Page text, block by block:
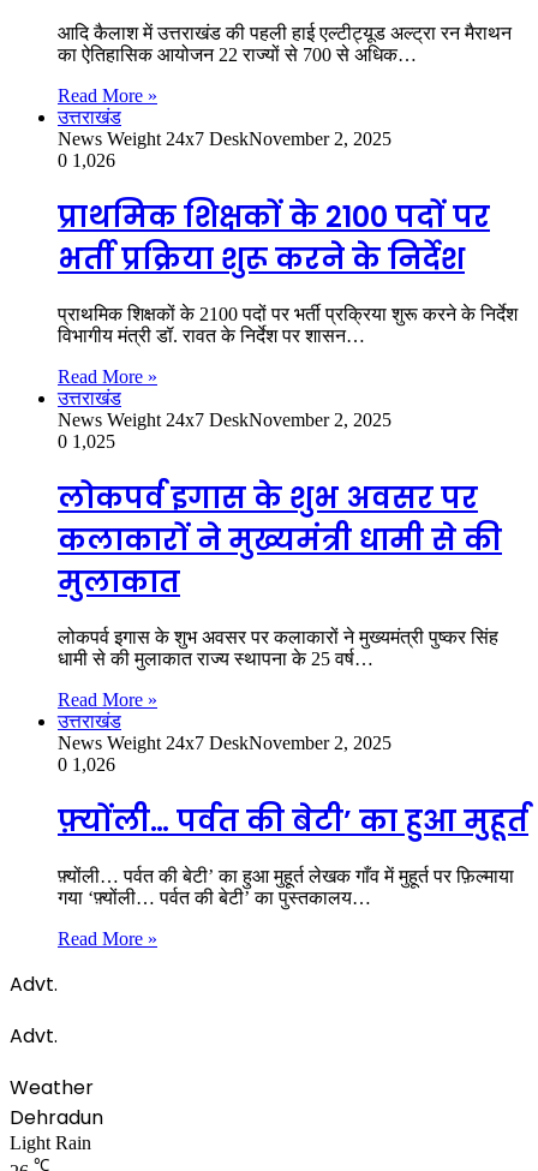
आदि कैलाश में उत्तराखंड की पहली हाई एल्टीट्यूड अल्ट्रा रन मैराथन
का ऐतिहासिक आयोजन 22 राज्यों से 700 से अधिक…
Read More »
उत्तराखंड
News Weight 24x7 DeskNovember 2, 2025
0 1,026
प्राथमिक शिक्षकों के 2100 पदों पर
भर्ती प्रक्रिया शुरू करने के निर्देश
प्राथमिक शिक्षकों के 2100 पदों पर भर्ती प्रक्रिया शुरू करने के निर्देश
विभागीय मंत्री डॉ. रावत के निर्देश पर शासन…
Read More »
उत्तराखंड
News Weight 24x7 DeskNovember 2, 2025
0 1,025
लोकपर्व इगास के शुभ अवसर पर
कलाकारों ने मुख्यमंत्री धामी से की
मुलाकात
लोकपर्व इगास के शुभ अवसर पर कलाकारों ने मुख्यमंत्री पुष्कर सिंह
धामी से की मुलाकात राज्य स्थापना के 25 वर्ष…
Read More »
उत्तराखंड
News Weight 24x7 DeskNovember 2, 2025
0 1,026
फ़्योंली… पर्वत की बेटी’ का हुआ मुहूर्त
फ़्योंली… पर्वत की बेटी’ का हुआ मुहूर्त लेखक गाँव में मुहूर्त पर फ़िल्माया
गया ‘फ़्योंली… पर्वत की बेटी’ का पुस्तकालय…
Read More »
Advt.
Advt.
Weather
Dehradun
Light Rain
℃